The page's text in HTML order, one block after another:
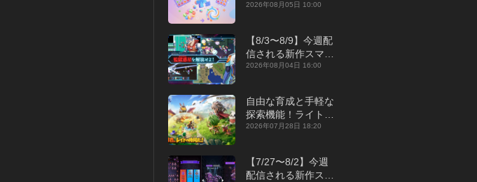
オフライン対応あり
2026年08月05日 10:00
【8/3〜8/9】今週配
信される新作スマホ
ゲームをまとめてお
2026年08月04日 16:00
自由な育成と手軽な
探索機能！ライトカ
ジュアルMMORPG
征』【最新作PICKU
P】
2026年07月28日 18:20
【7/27〜8/2】今週
配信される新作スマ